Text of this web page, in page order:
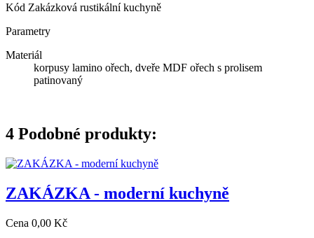
Kód Zakázková rustikální kuchyně
Parametry
Materiál
korpusy lamino ořech, dveře MDF ořech s prolisem
patinovaný
4 Podobné produkty:
ZAKÁZKA - moderní kuchyně
Cena 0,00 Kč